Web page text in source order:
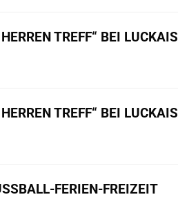
TREFF“ BEI LUCKAIS
TREFF“ BEI LUCKAIS
FERIEN-FREIZEIT